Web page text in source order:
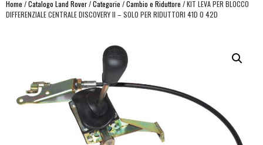
Home /Catalogo Land Rover/Categorie /Cambio e Riduttore / KIT LEVA PER BLOCCO
DIFFERENZIALE CENTRALE DISCOVERY II – SOLO PER RIDUTTORI 41D O 42D